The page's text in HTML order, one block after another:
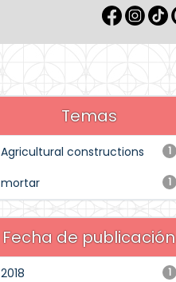
Temas
1
Agricultural constructions
1
mortar
Fecha de publicación
1
2018